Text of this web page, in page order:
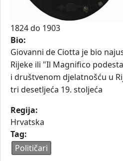
1824do 1903
Bio:
Giovanni de Ciotta je bio
Rijeke ili "Il Magnifico
i društvenom djelatnošću u
tri desetljeća 19. stoljeća
Regija:
Hrvatska
Tag:
Političari